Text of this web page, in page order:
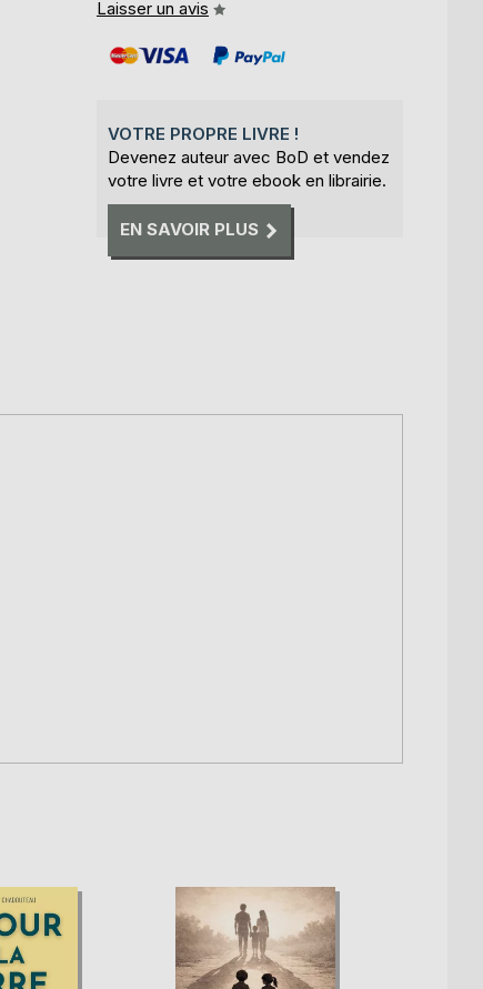
Laisser un avis
VOTRE PROPRE LIVRE !
Devenez auteur avec BoD et vendez
votre livre et votre ebook en librairie.
EN SAVOIR PLUS